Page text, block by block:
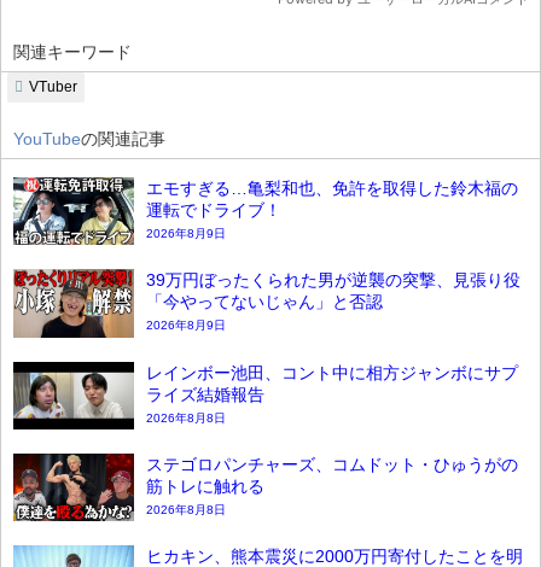
関連キーワード
VTuber
YouTubeの関連記事
エモすぎる…亀梨和也、免許を取得した鈴木福の
運転でドライブ！
2026年8月9日
39万円ぼったくられた男が逆襲の突撃、見張り役
「今やってないじゃん」と否認
2026年8月9日
レインボー池田、コント中に相方ジャンボにサプ
ライズ結婚報告
2026年8月8日
ステゴロパンチャーズ、コムドット・ひゅうがの
筋トレに触れる
2026年8月8日
ヒカキン、熊本震災に2000万円寄付したことを明